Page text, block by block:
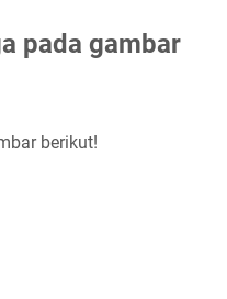
pada gambar
berikut!​